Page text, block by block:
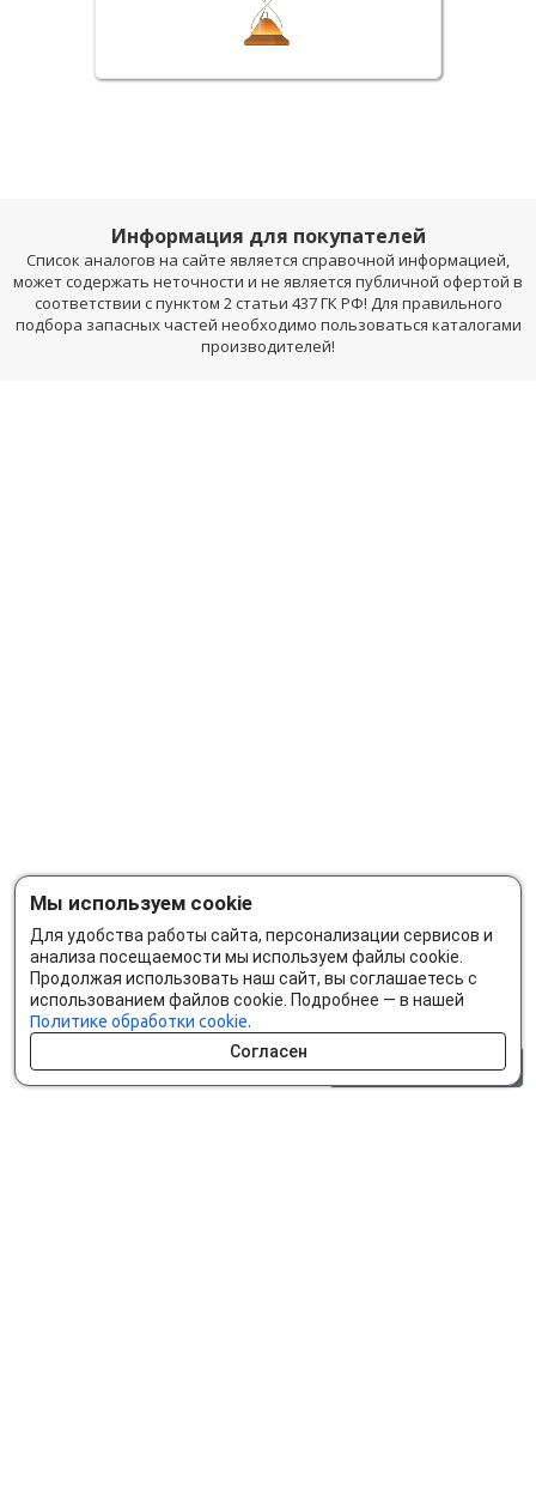
Информация для покупателей
Список аналогов на сайте является справочной информацией,
может содержать неточности и не является публичной офертой в
соответствии с пунктом 2 статьи 437 ГК РФ! Для правильного
подбора запасных частей необходимо пользоваться каталогами
производителей!
Мы используем cookie
Для удобства работы сайта, персонализации сервисов и
анализа посещаемости мы используем файлы cookie.
Продолжая использовать наш сайт, вы соглашаетесь с
использованием файлов cookie. Подробнее — в нашей
Политике обработки cookie.
Согласен